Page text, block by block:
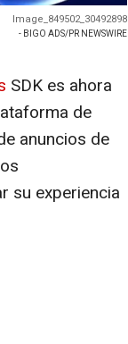
Image_849502_30492898
- BIGO ADS/PR NEWSWIRE
SDK es ahora
de
anuncios de
su experiencia